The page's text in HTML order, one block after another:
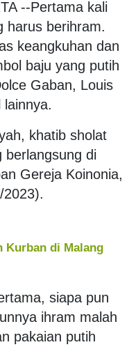
--Pertama kali
harus berihram.
keangkuhan dan
baju yang putih
Gaban, Louis
khatib sholat
berlangsung di
Gereja Koinonia,
Kurban di Malang
siapa pun
ihram malah
pakaian putih